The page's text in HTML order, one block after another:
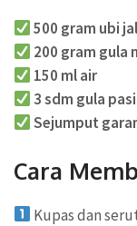
500 gram ubi
200 gram gula
150 ml air
3 sdm gula
Sejumput
Cara
Kupas dan